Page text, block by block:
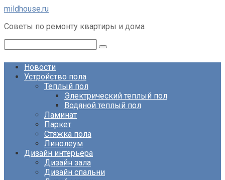
Перейти
контенту
mildhouse.ru
Советы по ремонту квартиры и дома
Новости
Устройство пола
Теплый пол
Электрический теплый пол
Водяной теплый пол
Ламинат
Паркет
Стяжка пола
Линолеум
Дизайн интерьера
Дизайн зала
Дизайн спальни